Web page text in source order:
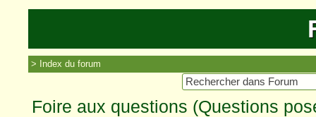
Index du forum
Foire aux questions (Questions